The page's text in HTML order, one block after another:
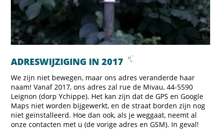
ADRESWIJZIGING IN 2017
We zijn niet bewegen, maar ons adres veranderde haar
naam! Vanaf 2017, ons adres zal rue de Mivau, 44-5590
Leignon (dorp Ychippe). Het kan zijn dat de GPS en Google
Maps niet worden bijgewerkt, en de straat borden zijn nog
niet geïnstalleerd. Hoe dan ook, als je weggaat, neemt al
onze contacten met u (de vorige adres en GSM). In geval!